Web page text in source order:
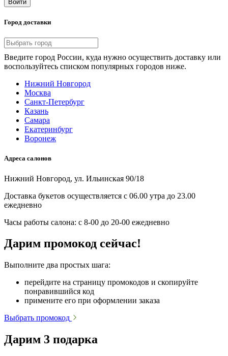
Войти
Город доставки
Введите город России, куда нужно осуществить доставку или
воспользуйтесь списком популярных городов ниже.
Нижний Новгород
Москва
Санкт-Петербург
Казань
Самара
Екатеринбург
Воронеж
Адреса салонов
Нижний Новгород, ул. Ильинская 90/18
Доставка букетов осуществляется с 06.00 утра до 23.00
ежедневно
Часы работы салона: с 8-00 до 20-00 ежедневно
Дарим промокод сейчас!
Выполните два простых шага:
перейдите на страницу промокодов и скопируйте
понравившийся код
примените его при оформлении заказа
Выбрать промокод
Дарим 3 подарка